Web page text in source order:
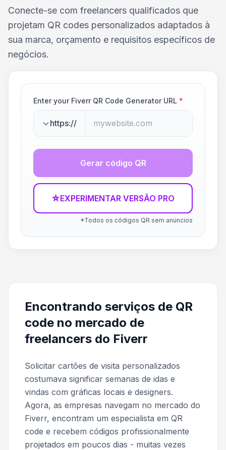
Conecte-se com freelancers qualificados que
projetam QR codes personalizados adaptados à
sua marca, orçamento e requisitos específicos de
negócios.
Enter your Fiverr QR Code Generator URL *
https://
Gerar código QR
☆EXPERIMENTAR VERSÃO PRO
*Todos os códigos QR sem anúncios
Encontrando serviços de QR
code no mercado de
freelancers do Fiverr
Solicitar cartões de visita personalizados
costumava significar semanas de idas e
vindas com gráficas locais e designers.
Agora, as empresas navegam no mercado do
Fiverr, encontram um especialista em QR
code e recebem códigos profissionalmente
projetados em poucos dias - muitas vezes